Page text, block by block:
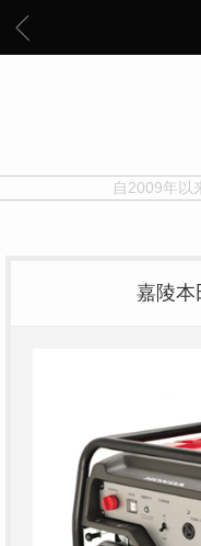
自2009年以
嘉陵本